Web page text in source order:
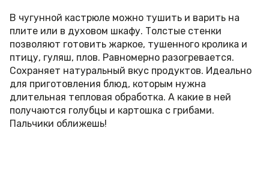
В чугунной кастрюле можно тушить и варить на
плите или в духовом шкафу. Толстые стенки
позволяют готовить жаркое, тушенного кролика и
птицу, гуляш, плов. Равномерно разогревается.
Сохраняет натуральный вкус продуктов. Идеально
для приготовления блюд, которым нужна
длительная тепловая обработка. А какие в ней
получаются голубцы и картошка с грибами.
Пальчики оближешь!